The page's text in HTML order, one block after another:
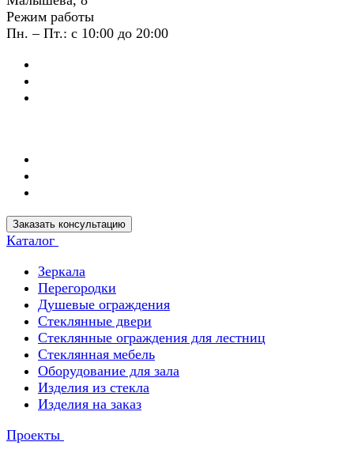
Режим работы
Пн. – Пт.: с 10:00 до 20:00
Заказать консультацию
Каталог
Зеркала
Перегородки
Душевые ограждения
Стеклянные двери
Стеклянные ограждения для лестниц
Стеклянная мебель
Оборудование для зала
Изделия из стекла
Изделия на заказ
Проекты